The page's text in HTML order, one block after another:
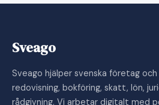
Sveago
Sveago hjälper svenska företag
redovisning, bokföring, skatt, lön,
rådgivning. Vi arbetar digitalt med